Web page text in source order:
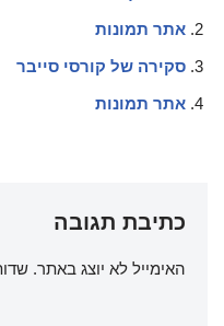
אתר תמונות
סקירה של קורסי סייבר
אתר תמונות
כתיבת תגובה
האימייל לא יוצג באתר.